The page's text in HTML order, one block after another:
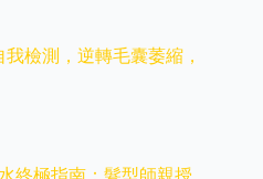
檢測，逆轉毛囊萎縮，
終極指南：髮型師親授